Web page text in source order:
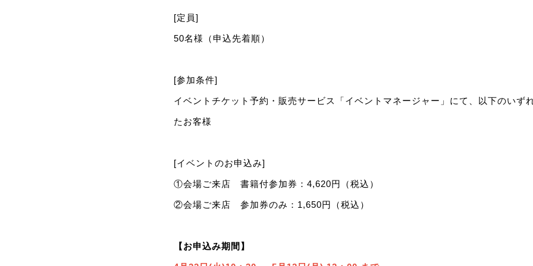
[定員]
50名様（申込先着順）
[参加条件]
イベントチケット予約・販売サービス「イベントマネージャー」にて、以下のいず
たお客様
[イベントのお申込み]
①会場ご来店 書籍付参加券：4,620円（税込）
②会場ご来店 参加券のみ：1,650円（税込）
【お申込み期間】